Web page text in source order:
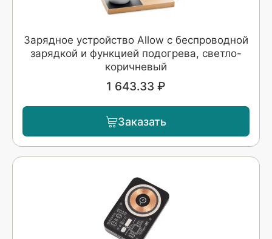
Зарядное устройство Allow c беспроводной
зарядкой и функцией подогрева, светло-
коричневый
1 643.33 ₽
Заказать